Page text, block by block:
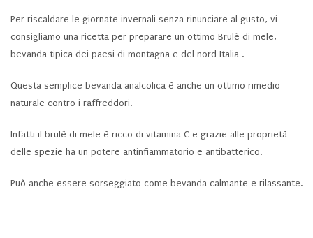
Per riscaldare le giornate invernali senza rinunciare al gusto, vi
consigliamo una ricetta per preparare un ottimo Brulè di mele,
bevanda tipica dei paesi di montagna e del nord Italia .
Questa semplice bevanda analcolica è anche un ottimo rimedio
naturale contro i raffreddori.
Infatti il brulè di mele è ricco di vitamina C e grazie alle proprietà
delle spezie ha un potere antinfiammatorio e antibatterico.
Può anche essere sorseggiato come bevanda calmante e rilassante.